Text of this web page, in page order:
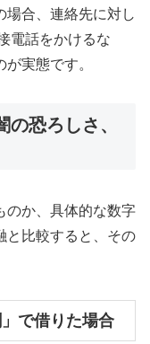
場合、連絡先に対し
電話をかけるな
実態です。
恐ろしさ、
のか、具体的な数字
と比較すると、その
で借りた場合